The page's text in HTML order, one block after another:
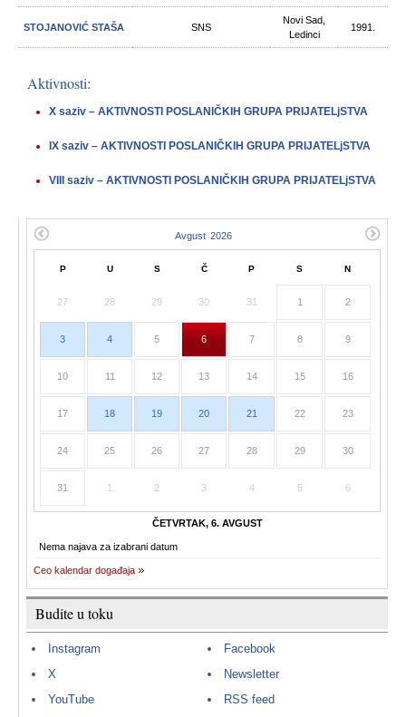
STOJANOVIĆ STAŠA SNS
Novi Sad,
Ledinci
1991.
Aktivnosti:
X saziv – AKTIVNOSTI POSLANIČKIH GRUPA PRIJATELjSTVA
IX saziv – AKTIVNOSTI POSLANIČKIH GRUPA PRIJATELjSTVA
VIII saziv – AKTIVNOSTI POSLANIČKIH GRUPA PRIJATELjSTVA
P U S Č P S N
27 28 29 30 31 1 2
3 4 5 6 7 8 9
10 11 12 13 14 15 16
17 18 19 20 21 22 23
24 25 26 27 28 29 30
31 1 2 3 4 5 6
ČETVRTAK, 6. AVGUST
Nema najava za izabrani datum
Ceo kalendar događaja
Budite u toku
Instagram
X
YouTube
Facebook
Newsletter
RSS feed